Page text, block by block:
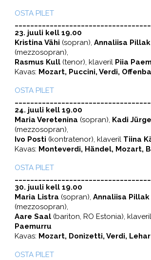
OSTA PILET
23. juuli kell 19.00
Kristina Vähi (sopran), Annaliisa Pillak
(mezzosopran),
Rasmus Kull (tenor), klaveril Piia
Kavas: Mozart, Puccini, Verdi,
OSTA PILET
24. juuli kell 19.00
Maria Veretenina (sopran), Kadi
(mezzosopran),
Ivo Posti (kontratenor), klaveril Tiina
Kavas: Monteverdi, Händel, Mozart,
OSTA PILET
30. juuli kell 19.00
Maria Listra (sopran), Annaliisa Pillak
(mezzosopran),
Aare Saal (bariton, RO Estonia), klaveril
Paemurru
Kavas: Mozart, Donizetti, Verdi,
OSTA PILET